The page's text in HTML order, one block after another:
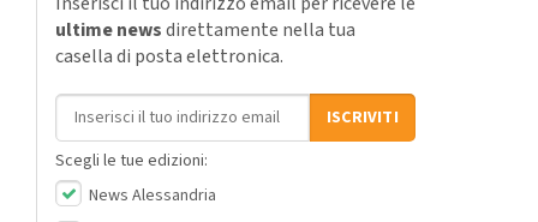
2026 viaggia tra
teatro, natura e
borghi: tutti i 17
appuntamenti
evacuazione
l’intervento dei
canadair, in azione
fino a sera
ultime newsdirettamente nella tua
casella di posta elettronica.
Indirizzo email
ISCRIVITI
Scegli le tue edizioni:
News Alessandria